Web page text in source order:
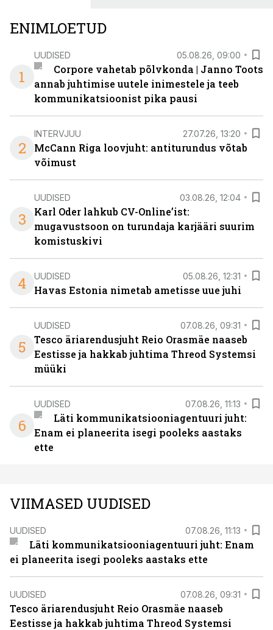
ENIMLOETUD
1
UUDISED 05.08.26, 09:00
Corpore vahetab põlvkonda | Janno Toots
annab juhtimise uutele inimestele ja teeb
kommunikatsioonist pika pausi
2
INTERVJUU 27.07.26, 13:20
McCann Riga loovjuht: antiturundus võtab
võimust
3
UUDISED 03.08.26, 12:04
Karl Oder lahkub CV-Online’ist:
mugavustsoon on turundaja karjääri suurim
komistuskivi
4 UUDISED 05.08.26, 12:31
Havas Estonia nimetab ametisse uue juhi
5
UUDISED 07.08.26, 09:31
Tesco äriarendusjuht Reio Orasmäe naaseb
Eestisse ja hakkab juhtima Threod Systemsi
müüki
6
UUDISED 07.08.26, 11:13
Läti kommunikatsiooniagentuuri juht:
Enam ei planeerita isegi pooleks aastaks
ette
VIIMASED UUDISED
UUDISED 07.08.26, 11:13
Läti kommunikatsiooniagentuuri juht: Enam
ei planeerita isegi pooleks aastaks ette
UUDISED 07.08.26, 09:31
Tesco äriarendusjuht Reio Orasmäe naaseb
Eestisse ja hakkab juhtima Threod Systemsi